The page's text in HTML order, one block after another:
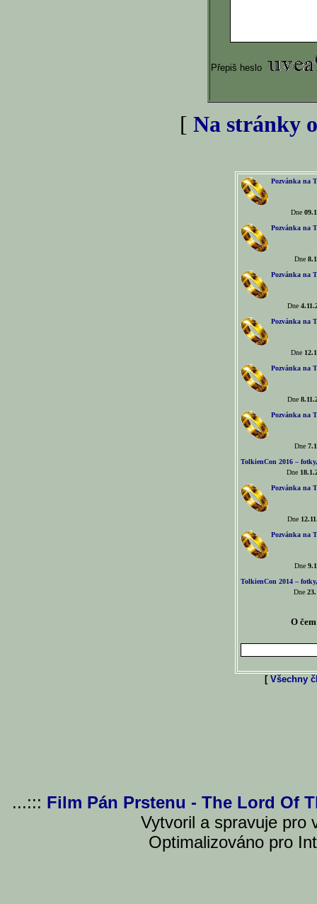
Přepiš heslo
[ Na stránky
Pozvánka na
Dne
Pozvánka na
Dne
Pozvánka na
Dne
Pozvánka na
Dne
Pozvánka na
Dne
Pozvánka na
Dne
TolkienCon 2016 –
Dne
Pozvánka na
Dne
Pozvánka na
Dne
TolkienCon 2014 –
Dne
O
[ Všechny
...::: Film Pán Prstenu - The Lord Of
Vytvoril a spravuje pro
Optimalizováno pro